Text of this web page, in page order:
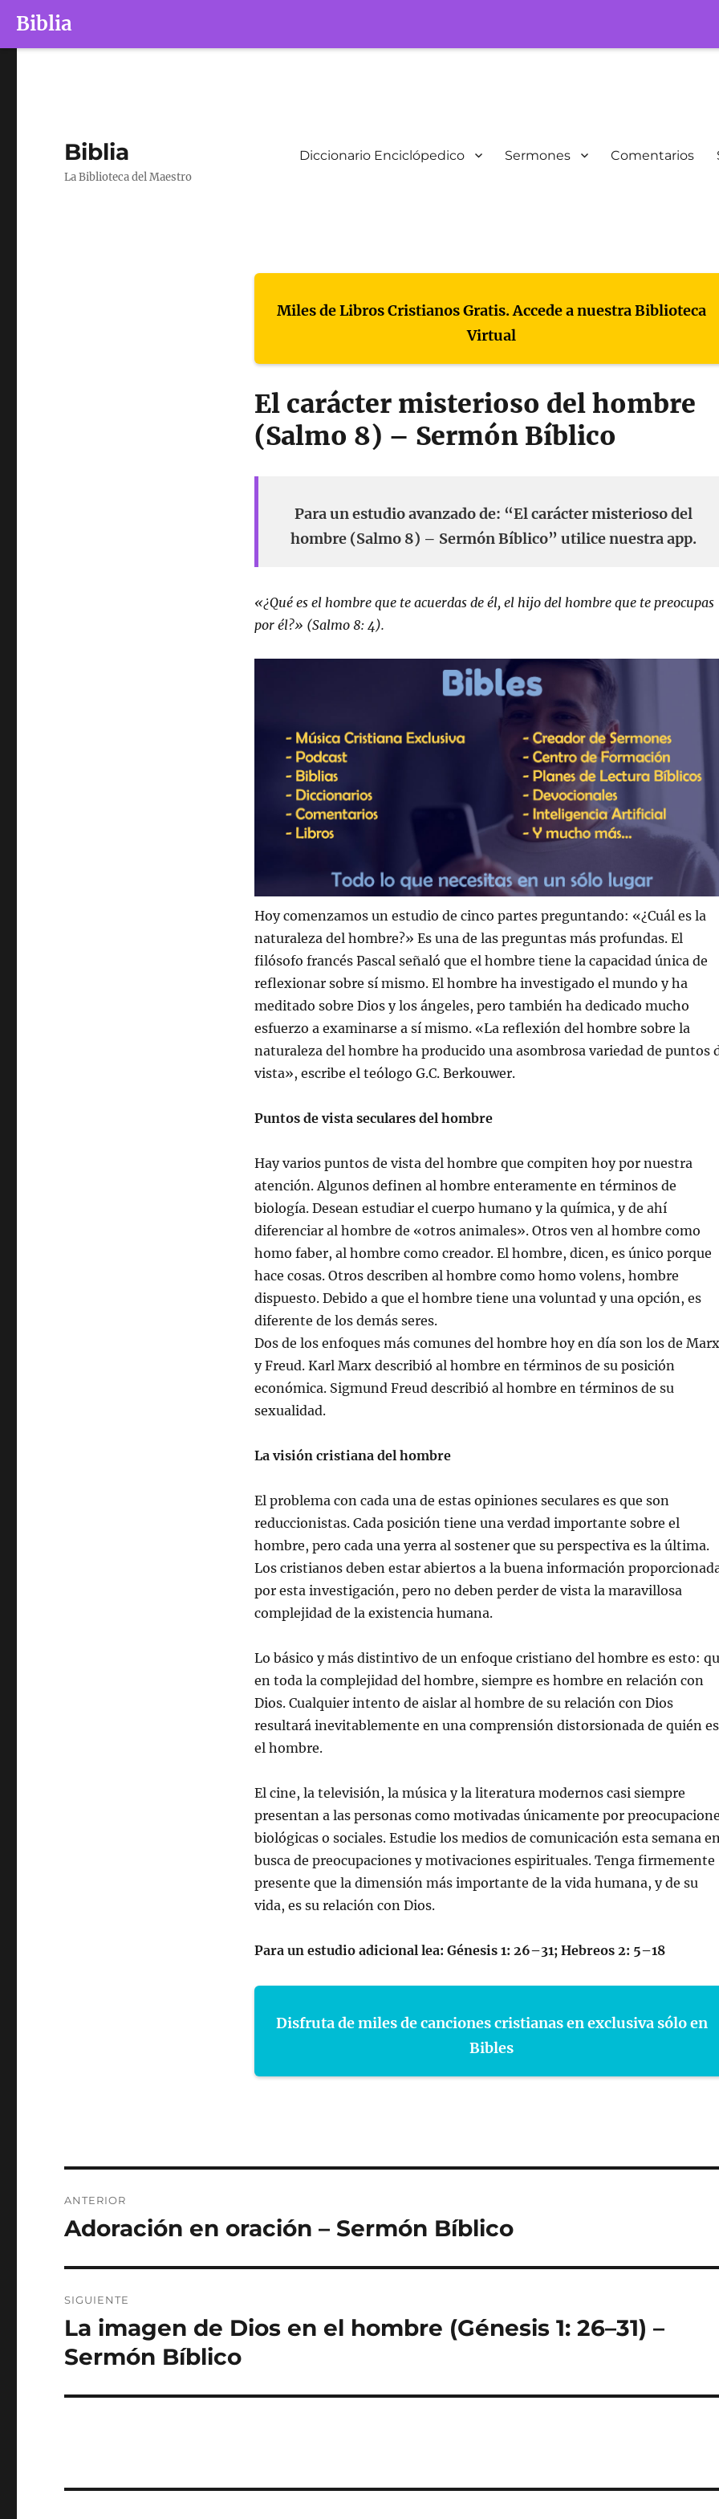
Biblia
Biblia
La Biblioteca del Maestro
Diccionario Enciclópedico Sermones Comentarios
Miles de Libros Cristianos Gratis. Accede a nuestra Biblioteca
Virtual
El carácter misterioso del hombre
(Salmo 8) – Sermón Bíblico
Para un estudio avanzado de: “El carácter misterioso del
hombre (Salmo 8) – Sermón Bíblico” utilice nuestra app.
«¿Qué es el hombre que te acuerdas de él, el hijo del hombre que te preocupas
por él?» (Salmo 8: 4).
Hoy comenzamos un estudio de cinco partes preguntando: «¿Cuál es la
naturaleza del hombre?» Es una de las preguntas más profundas. El
filósofo francés Pascal señaló que el hombre tiene la capacidad única de
reflexionar sobre sí mismo. El hombre ha investigado el mundo y ha
meditado sobre Dios y los ángeles, pero también ha dedicado mucho
esfuerzo a examinarse a sí mismo. «La reflexión del hombre sobre la
naturaleza del hombre ha producido una asombrosa variedad de puntos
vista», escribe el teólogo G.C. Berkouwer.
Puntos de vista seculares del hombre
Hay varios puntos de vista del hombre que compiten hoy por nuestra
atención. Algunos definen al hombre enteramente en términos de
biología. Desean estudiar el cuerpo humano y la química, y de ahí
diferenciar al hombre de «otros animales». Otros ven al hombre como
homo faber, al hombre como creador. El hombre, dicen, es único porque
hace cosas. Otros describen al hombre como homo volens, hombre
dispuesto. Debido a que el hombre tiene una voluntad y una opción, es
diferente de los demás seres.
Dos de los enfoques más comunes del hombre hoy en día son los de Marx
y Freud. Karl Marx describió al hombre en términos de su posición
económica. Sigmund Freud describió al hombre en términos de su
sexualidad.
La visión cristiana del hombre
El problema con cada una de estas opiniones seculares es que son
reduccionistas. Cada posición tiene una verdad importante sobre el
hombre, pero cada una yerra al sostener que su perspectiva es la última.
Los cristianos deben estar abiertos a la buena información
por esta investigación, pero no deben perder de vista la maravillosa
complejidad de la existencia humana.
Lo básico y más distintivo de un enfoque cristiano del hombre es esto:
en toda la complejidad del hombre, siempre es hombre en relación con
Dios. Cualquier intento de aislar al hombre de su relación con Dios
resultará inevitablemente en una comprensión distorsionada de quién es
el hombre.
El cine, la televisión, la música y la literatura modernos casi siempre
presentan a las personas como motivadas únicamente por
biológicas o sociales. Estudie los medios de comunicación esta semana
busca de preocupaciones y motivaciones espirituales. Tenga firmemente
presente que la dimensión más importante de la vida humana, y de su
vida, es su relación con Dios.
Para un estudio adicional lea: Génesis 1: 26–31; Hebreos 2: 5–18
Disfruta de miles de canciones cristianas en exclusiva sólo en
Bibles
de
ANTERIOR
Entrada
Adoración en oración – Sermón Bíblico
SIGUIENTE
Entrada
siguiente:
La imagen de Dios en el hombre (Génesis 1: 26–31) –
Sermón Bíblico